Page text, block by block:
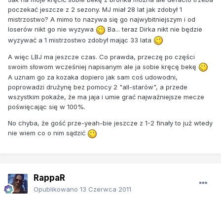
poczekać jeszcze z 2 sezony. MJ miał 28 lat jak zdobył 1
mistrzostwo? A mimo to nazywa się go najwybitniejszym i od
loserów nikt go nie wyzywa
Ba... teraz Dirka nikt nie będzie
wyzywać a 1 mistrzostwo zdobył mając 33 lata
A więc LBJ ma jeszcze czas. Co prawda, przeczę po części
swoim słowom wcześniej napisanym ale ja sobie kręcę bekę
A uznam go za kozaka dopiero jak sam coś udowodni,
poprowadzi drużynę bez pomocy 2 "all-starów", a przede
wszystkim pokaże, że ma jaja i umie grać najważniejsze mecze
poświęcając się w 100%.
No chyba, że gość prze-yeah-bie jeszcze z 1-2 finały to już wtedy
nie wiem co o nim sądzić
RappaR
Opublikowano 13 Czerwca 2011